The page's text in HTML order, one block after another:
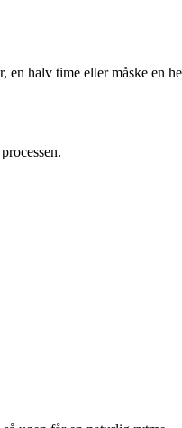
halv time eller måske en